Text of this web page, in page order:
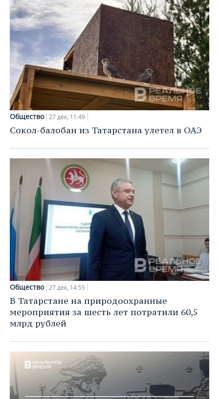
Общество 27 дек, 11:49
Сокол-балобан из Татарстана улетел в ОАЭ
Общество 27 дек, 14:55
В Татарстане на природоохранные
мероприятия за шесть лет потратили 60,5
млрд рублей